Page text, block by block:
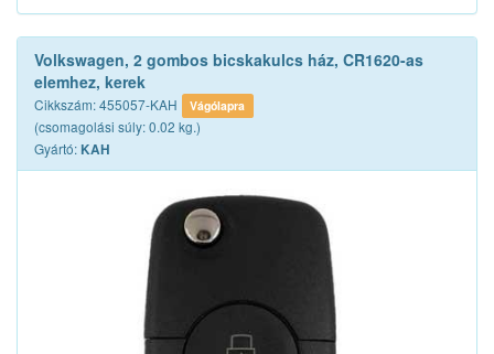
Volkswagen, 2 gombos bicskakulcs ház, CR1620-as
elemhez, kerek
Cikkszám: 455057-KAH Vágólapra
(csomagolási súly: 0.02 kg.)
Gyártó: KAH